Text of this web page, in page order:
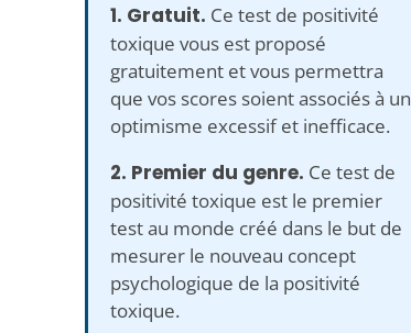
1. Gratuit. Ce test de positivité
toxique vous est proposé
gratuitement et vous permettra
que vos scores soient associés à un
optimisme excessif et inefficace.
2. Premier du genre. Ce test de
positivité toxique est le premier
test au monde créé dans le but de
mesurer le nouveau concept
psychologique de la positivité
toxique.